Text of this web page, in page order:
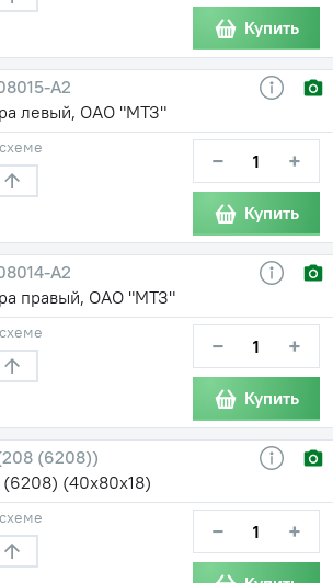
Купить
А2
левый, ОАО "МТЗ"
− +
Купить
А2
правый, ОАО "МТЗ"
− +
Купить
(6208))
(40х80х18)
− +